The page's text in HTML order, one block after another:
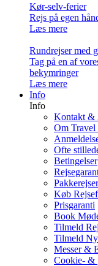
Kør-selv-ferier
Rejs på egen
Læs mere
Rundrejser med
Tag på en af
bekymringer
Læs mere
Info
Info
Kontakt &
Om Travel
Ofte
Betingelser
Pakkerejser
Køb
Prisgaranti
Book
Tilmeld
Tilmeld
Messer &
Cookie- &